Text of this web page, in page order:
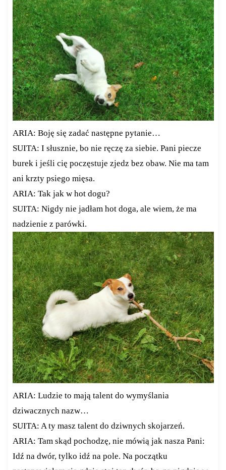
ARIA: Boję się zadać następne pytanie…
SUITA: I słusznie, bo nie ręczę za siebie. Pani piecze
burek i jeśli cię poczęstuje zjedz bez obaw. Nie ma tam
ani krzty psiego mięsa.
ARIA: Tak jak w hot dogu?
SUITA: Nigdy nie jadłam hot doga, ale wiem, że ma
nadzienie z parówki.
ARIA: Ludzie to mają talent do wymyślania
dziwacznych nazw…
SUITA: A ty masz talent do dziwnych skojarzeń.
ARIA: Tam skąd pochodzę, nie mówią jak nasza Pani:
Idź na dwór, tylko idź na pole. Na początku